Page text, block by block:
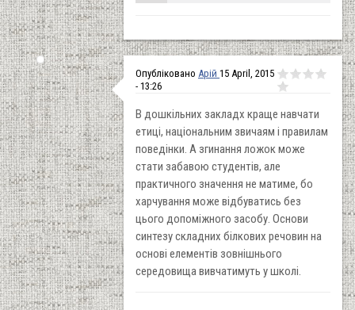
Опубліковано Арій 15 April, 2015
- 13:26
В дошкільних закладх краще навчати
етиці, національним звичаям і правилам
поведінки. А згинання ложок може
стати забавою студентів, але
практичного значення не матиме, бо
харчування може відбуватись без
цього допоміжного засобу. Основи
синтезу складних білкових речовин на
основі елементів зовнішнього
середовища вивчатимуть у школі.